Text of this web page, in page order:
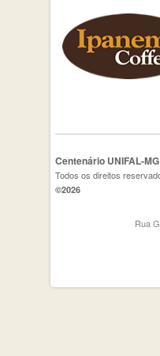
Centenário UNIFAL-MG
Todos os direitos
©2026
Rua